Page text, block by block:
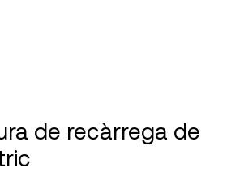
de recàrrega de